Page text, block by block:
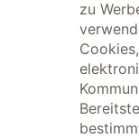
zu